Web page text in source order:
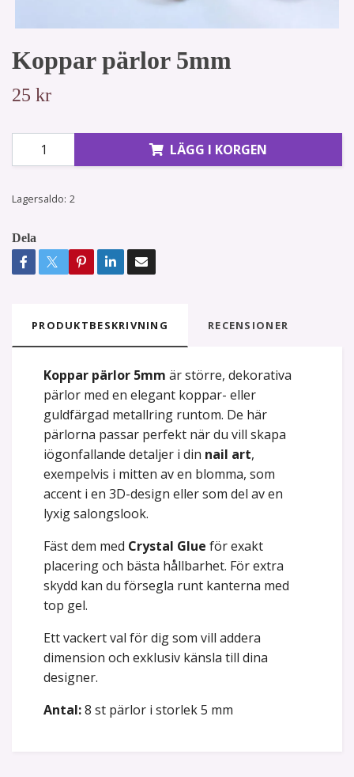
Koppar pärlor 5mm
25 kr
LÄGG I KORGEN
Lagersaldo: 2
Dela
PRODUKTBESKRIVNING RECENSIONER
Koppar pärlor 5mm är större, dekorativa
pärlor med en elegant koppar- eller
guldfärgad metallring runtom. De här
pärlorna passar perfekt när du vill skapa
iögonfallande detaljer i din nail art,
exempelvis i mitten av en blomma, som
accent i en 3D-design eller som del av en
lyxig salongslook.
Fäst dem med Crystal Glue för exakt
placering och bästa hållbarhet. För extra
skydd kan du försegla runt kanterna med
top gel.
Ett vackert val för dig som vill addera
dimension och exklusiv känsla till dina
designer.
Antal:8 st pärlor i storlek 5 mm